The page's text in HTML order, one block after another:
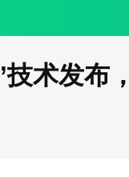
术发布